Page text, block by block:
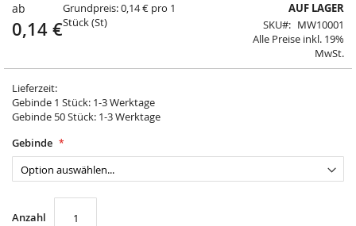
ab
0,14 €
Grundpreis: 0,14 € pro 1
Stück (St)
AUF LAGER
SKU
MW10001
Alle Preise inkl. 19%
MwSt.
Lieferzeit:
Gebinde 1 Stück: 1-3 Werktage
Gebinde 50 Stück: 1-3 Werktage
Gebinde
Anzahl
der
Bildergalerie